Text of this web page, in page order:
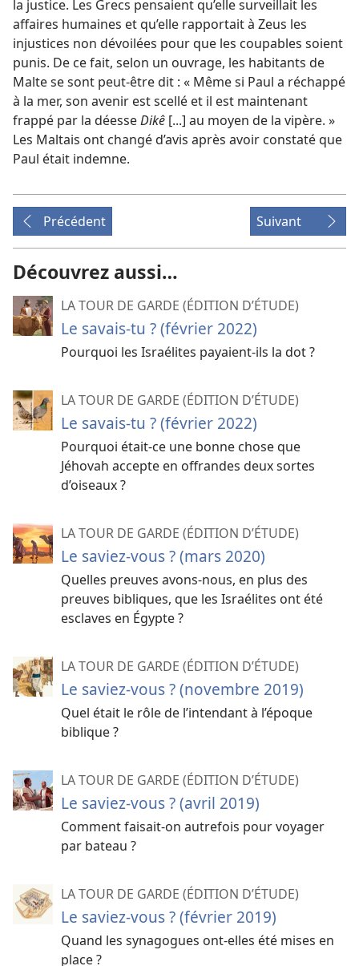
la justice. Les Grecs pensaient qu’elle surveillait les
affaires humaines et qu’elle rapportait à Zeus les
injustices non dévoilées pour que les coupables soient
punis. De ce fait, selon un ouvrage, les habitants de
Malte se sont peut-être dit : « Même si Paul a réchappé
à la mer, son avenir est scellé et il est maintenant
frappé par la déesseDikê [...] au moyen de la vipère. »
Les Maltais ont changé d’avis après avoir constaté que
Paul était indemne.
Précédent Suivant
Découvrez aussi…
LA TOUR DE GARDE (ÉDITION D’ÉTUDE)
Le savais-​tu ? (février 2022)
Pourquoi les Israélites payaient-​ils la dot ?
LA TOUR DE GARDE (ÉDITION D’ÉTUDE)
Le savais-​tu ? (février 2022)
Pourquoi était-​ce une bonne chose que
Jéhovah accepte en offrandes deux sortes
d’oiseaux ?
LA TOUR DE GARDE (ÉDITION D’ÉTUDE)
Le saviez-​vous ? (mars 2020)
Quelles preuves avons-​nous, en plus des
preuves bibliques, que les Israélites ont été
esclaves en Égypte ?
LA TOUR DE GARDE (ÉDITION D’ÉTUDE)
Le saviez-​vous ? (novembre 2019)
Quel était le rôle de l’intendant à l’époque
biblique ?
LA TOUR DE GARDE (ÉDITION D’ÉTUDE)
Le saviez-​vous ? (avril 2019)
Comment faisait-​on autrefois pour voyager
par bateau ?
LA TOUR DE GARDE (ÉDITION D’ÉTUDE)
Le saviez-​vous ? (février 2019)
Quand les synagogues ont-​elles été mises en
place ?